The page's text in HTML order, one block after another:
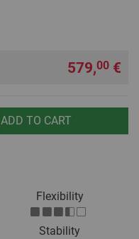
579,00 €
ADD TO CART
Flexibility
Stability